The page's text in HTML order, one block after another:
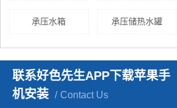
承压水箱 承压储热水罐
联系好色先生APP下载苹果手
机安装
Contact Us